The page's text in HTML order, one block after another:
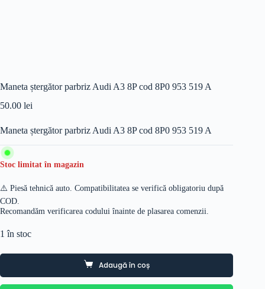
Maneta ștergător parbriz Audi A3 8P cod 8P0 953 519 A
50.00 lei
Maneta ștergător parbriz Audi A3 8P cod 8P0 953 519 A
Stoc limitat în magazin
⚠️ Piesă tehnică auto. Compatibilitatea se verifică obligatoriu după
COD.
Recomandăm verificarea codului înainte de plasarea comenzii.
1 în stoc
Adaugă în coș